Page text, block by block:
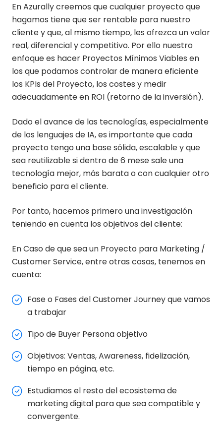
En Azurally creemos que cualquier proyecto que
hagamos tiene que ser rentable para nuestro
cliente y que, al mismo tiempo, les ofrezca un valor
real, diferencial y competitivo. Por ello nuestro
enfoque es hacer Proyectos Mínimos Viables en
los que podamos controlar de manera eficiente
los KPIs del Proyecto, los costes y medir
adecuadamente en ROI (retorno de la inversión).
Dado el avance de las tecnologías, especialmente
de los lenguajes de IA, es importante que cada
proyecto tengo una base sólida, escalable y que
sea reutilizable si dentro de 6 mese sale una
tecnología mejor, más barata o con cualquier otro
beneficio para el cliente.
Por tanto, hacemos primero una investigación
teniendo en cuenta los objetivos del cliente:
En Caso de que sea un Proyecto para Marketing /
Customer Service, entre otras cosas, tenemos en
cuenta:
Fase o Fases del Customer Journey que vamos
a trabajar
Tipo de Buyer Persona objetivo
Objetivos: Ventas, Awareness, fidelización,
tiempo en página, etc.
Estudiamos el resto del ecosistema de
marketing digital para que sea compatible y
convergente.